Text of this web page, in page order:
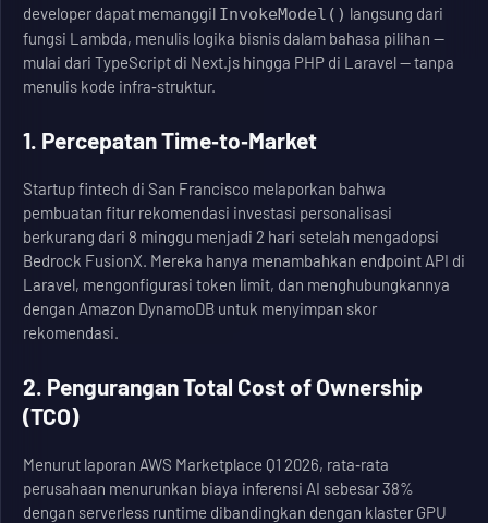
developer dapat memanggil InvokeModel() langsung dari
fungsi Lambda, menulis logika bisnis dalam bahasa pilihan —
mulai dari TypeScript di Next.js hingga PHP di Laravel — tanpa
menulis kode infra‑struktur.
1. Percepatan Time‑to‑Market
Startup fintech di San Francisco melaporkan bahwa
pembuatan fitur rekomendasi investasi personalisasi
berkurang dari 8 minggu menjadi 2 hari setelah mengadopsi
Bedrock FusionX. Mereka hanya menambahkan endpoint API di
Laravel, mengonfigurasi token limit, dan menghubungkannya
dengan Amazon DynamoDB untuk menyimpan skor
rekomendasi.
2. Pengurangan Total Cost of Ownership
(TCO)
Menurut laporan AWS Marketplace Q1 2026, rata‑rata
perusahaan menurunkan biaya inferensi AI sebesar 38%
dengan serverless runtime dibandingkan dengan klaster GPU